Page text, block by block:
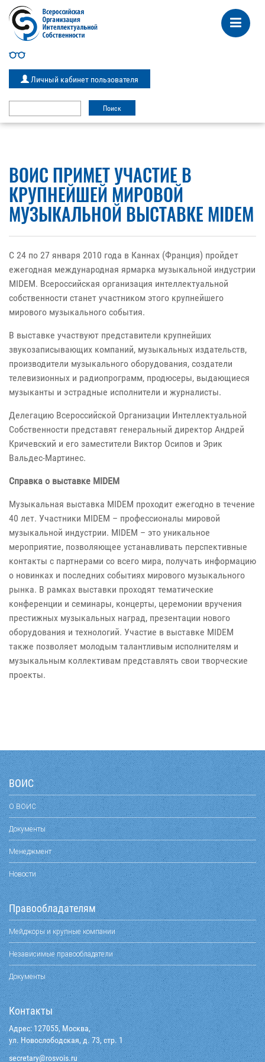
Личный кабинет пользователя
ВОИС ПРИМЕТ УЧАСТИЕ В
КРУПНЕЙШЕЙ МИРОВОЙ
МУЗЫКАЛЬНОЙ ВЫСТАВКЕ MIDEM
С 24 по 27 января 2010 года в Каннах (Франция) пройдет
ежегодная международная ярмарка музыкальной индустрии
MIDEM. Всероссийская организация интеллектуальной
собственности станет участником этого крупнейшего
мирового музыкального события.
В выставке участвуют представители крупнейших
звукозаписывающих компаний, музыкальных издательств,
производители музыкального оборудования, создатели
телевизионных и радиопрограмм, продюсеры, выдающиеся
музыканты и эстрадные исполнители и журналисты.
Делегацию Всероссийской Организации Интеллектуальной
Собственности представят генеральный директор Андрей
Кричевский и его заместители Виктор Осипов и Эрик
Вальдес-Мартинес.
Справка о выставке MIDEM
Музыкальная выставка MIDEM проходит ежегодно в течение
40 лет. Участники MIDEM – профессионалы мировой
музыкальной индустрии. MIDEM – это уникальное
мероприятие, позволяющее устанавливать перспективные
контакты с партнерами со всего мира, получать информацию
о новинках и последних событиях мирового музыкального
рынка. В рамках выставки проходят тематические
конференции и семинары, концерты, церемонии вручения
престижных музыкальных наград, презентации нового
оборудования и технологий. Участие в выставке MIDEM
также позволяет молодым талантливым исполнителям и
музыкальным коллективам представлять свои творческие
проекты.
ВОИС
О ВОИС
Документы
Менеджмент
Новости
Правообладателям
Мейджоры и крупные компании
Независимые правообладатели
Документы
Контакты
Адрес: 127055, Москва,
ул. Новослободская, д. 73, стр. 1
ur.siovsor
@yraterces